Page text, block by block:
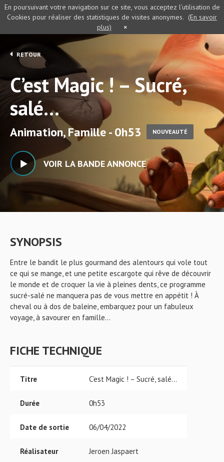
RETOUR
C’est Magic ! – Sucré,
salé…
Animation, Famille - 0h53 NOUVEAUTÉ
VOIR LA BANDE ANNONCE
SYNOPSIS
Entre le bandit le plus gourmand des alentours qui vole tout
ce qui se mange, et une petite escargote qui rêve de découvrir
le monde et de croquer la vie à pleines dents, ce programme
sucré-salé ne manquera pas de vous mettre en appétit ! À
cheval ou à dos de baleine, embarquez pour un fabuleux
voyage, à savourer en famille...
FICHE TECHNIQUE
Titre C’est Magic ! – Sucré, salé…
Durée 0h53
Date de sortie 06/04/2022
Réalisateur Jeroen Jaspaert
En poursuivant votre navigation sur ce site, vous acceptez l’utilisation de
Cookies pour réaliser des statistiques de visites anonymes. (En savoir
plus)
×